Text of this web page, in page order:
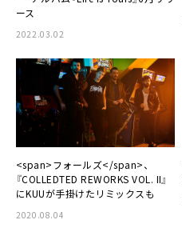
ース
2022.03.02
<span>フォールズ</span>、
『COLLEDTED REWORKS VOL. II』
にKUUが手掛けたリミックスも
2020.08.04